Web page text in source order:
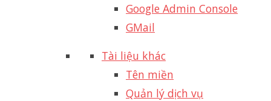
Google Admin Console
GMail
Tài liệu khác
Tên miền
Quản lý dịch vụ